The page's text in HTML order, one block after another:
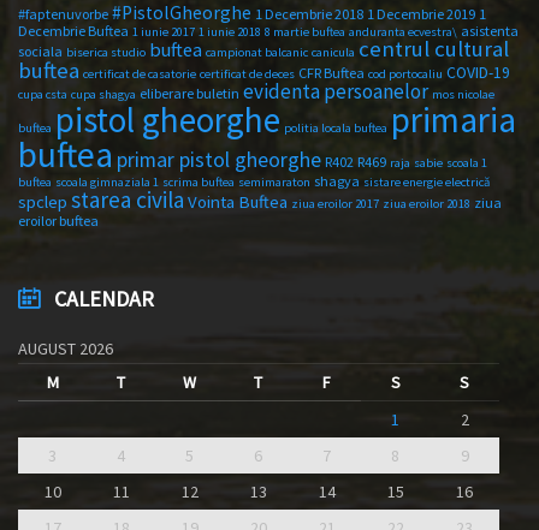
#faptenuvorbe #PistolGheorghe 1 Decembrie 2018 1 Decembrie 2019 1
Decembrie Buftea 1 iunie 2017 1 iunie 2018 8 martie buftea anduranta ecvestra\ asistenta
sociala biserica studio buftea campionat balcanic canicula centrul cultural
buftea certificat de casatorie certificat de deces CFR Buftea cod portocaliu COVID-19
cupa csta cupa shagya eliberare buletin evidenta persoanelor mos nicolae
buftea pistol gheorghe politia locala buftea primaria
buftea primar pistol gheorghe R402 R469 raja sabie scoala 1
buftea scoala gimnaziala 1 scrima buftea semimaraton shagya sistare energie electrică
spclep starea civila Vointa Buftea ziua eroilor 2017 ziua eroilor 2018 ziua
eroilor buftea
CALENDAR
AUGUST 2026
M
T W T F S
S
1
2
3
4 5 6 7 8
9
10
11 12 13 14 15
16